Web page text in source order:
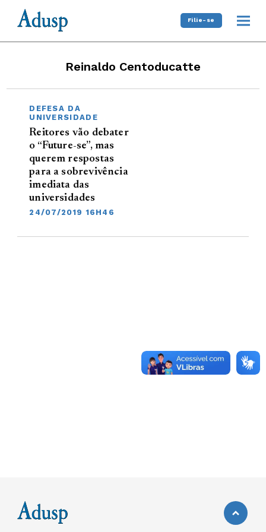
Filie-se
Reinaldo Centoducatte
DEFESA DA
UNIVERSIDADE
Reitores vão debater
o “Future-se”, mas
querem respostas
para a sobrevivência
imediata das
universidades
24/07/2019 16H46